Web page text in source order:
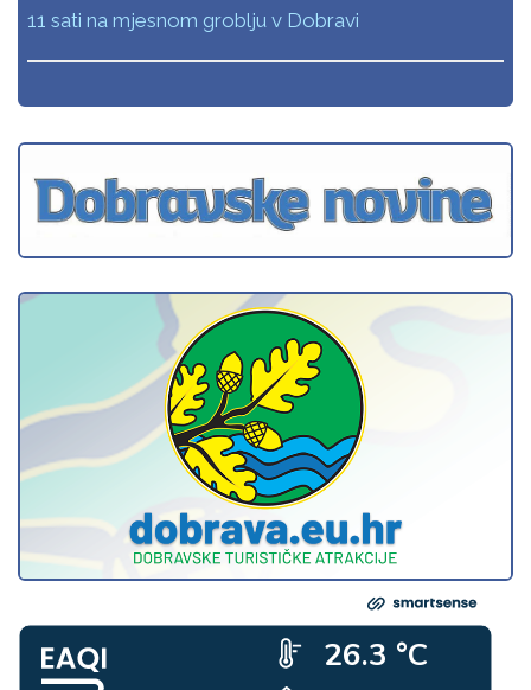
11 sati na mjesnom groblju v Dobravi